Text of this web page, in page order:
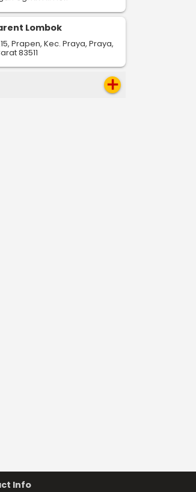
Lombok
Prapen, Kec. Praya, Praya,
83511
add
Info